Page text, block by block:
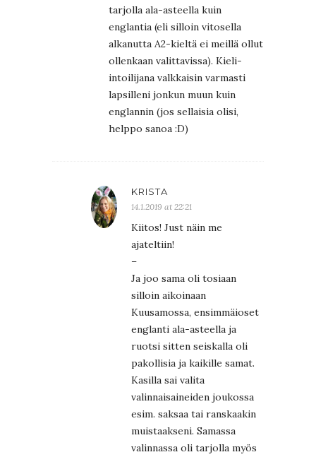
tarjolla ala-asteella kuin
englantia (eli silloin vitosella
alkanutta A2-kieltä ei meillä ollut
ollenkaan valittavissa). Kieli-
intoilijana valkkaisin varmasti
lapsilleni jonkun muun kuin
englannin (jos sellaisia olisi,
helppo sanoa :D)
KRISTA
14.1.2019 at 22:21
Kiitos! Just näin me
ajateltiin!
–
Ja joo sama oli tosiaan
silloin aikoinaan
Kuusamossa, ensimmäioset
englanti ala-asteella ja
ruotsi sitten seiskalla oli
pakollisia ja kaikille samat.
Kasilla sai valita
valinnaisaineiden joukossa
esim. saksaa tai ranskaakin
muistaakseni. Samassa
valinnassa oli tarjolla myös